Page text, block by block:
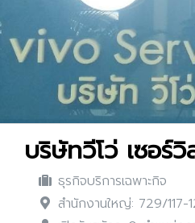
บริษัทวีโว่ เซอร์
ธุรกิจบริการเฉพาะกิจ
สำนักงานใหญ่: 729/117-